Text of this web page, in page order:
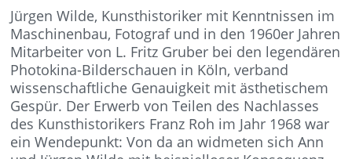
Jürgen Wilde, Kunsthistoriker mit Kenntnissen im
Maschinenbau, Fotograf und in den 1960er Jahren
Mitarbeiter von L. Fritz Gruber bei den legendären
Photokina-Bilderschauen in Köln, verband
wissenschaftliche Genauigkeit mit ästhetischem
Gespür. Der Erwerb von Teilen des Nachlasses
des Kunsthistorikers Franz Roh im Jahr 1968 war
ein Wendepunkt: Von da an widmeten sich Ann